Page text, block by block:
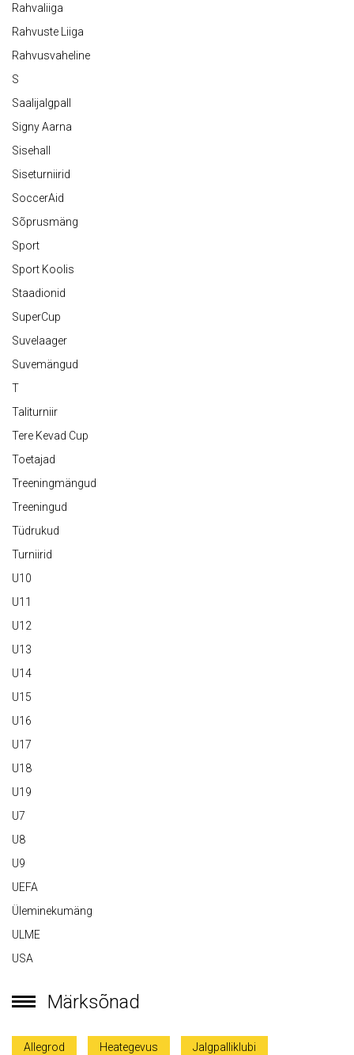
Rahvaliiga
Rahvuste Liiga
Rahvusvaheline
S
Saalijalgpall
Signy Aarna
Sisehall
Siseturniirid
SoccerAid
Sõprusmäng
Sport
Sport Koolis
Staadionid
SuperCup
Suvelaager
Suvemängud
T
Taliturniir
Tere Kevad Cup
Toetajad
Treeningmängud
Treeningud
Tüdrukud
Turniirid
U10
U11
U12
U13
U14
U15
U16
U17
U18
U19
U7
U8
U9
UEFA
Üleminekumäng
ULME
USA
Märksõnad
Allegrod Heategevus Jalgpalliklubi